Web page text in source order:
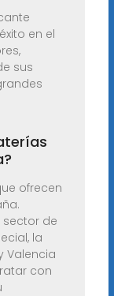
en el
sus
ofrecen
de
la
Valencia
con